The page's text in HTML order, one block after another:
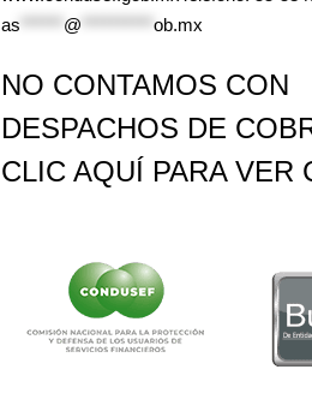
as
@ ob.mx
NO CONTAMOS CON
DESPACHOS DE
CLIC AQUÍ PARA VER